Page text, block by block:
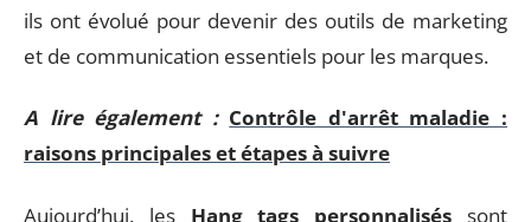
ils ont évolué pour devenir des outils de marketing
et de communication essentiels pour les marques.
A lire également : Contrôle d'arrêt maladie :
raisons principales et étapes à suivre
Aujourd’hui, les Hang tags personnalisés sont